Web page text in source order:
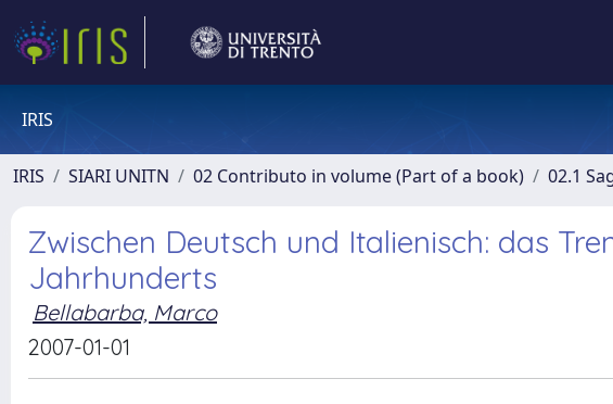
IRIS
IRIS SIARI UNITN 02 Contributo in volume (Part of a book) 02.1
Zwischen Deutsch und Italienisch: das
Jahrhunderts
Bellabarba, Marco
2007-01-01